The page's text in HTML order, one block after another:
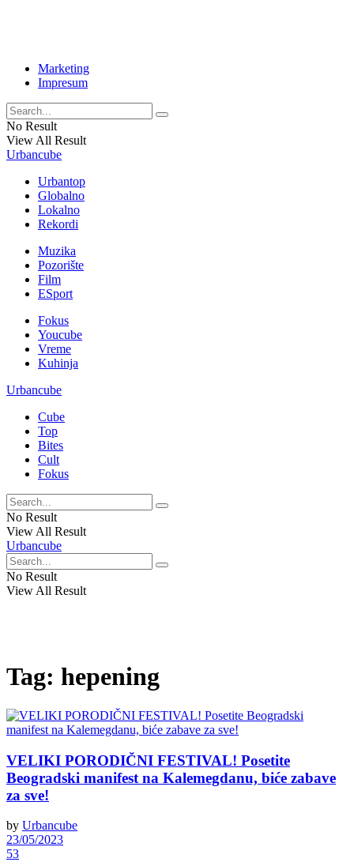
Marketing
Impresum
No Result
View All Result
Urbancube
Urbantop
Globalno
Lokalno
Rekordi
Muzika
Pozorište
Film
ESport
Fokus
Youcube
Vreme
Kuhinja
Urbancube
Cube
Top
Bites
Cult
Fokus
No Result
View All Result
Urbancube
No Result
View All Result
Tag: hepening
VELIKI PORODIČNI FESTIVAL! Posetite
Beogradski manifest na Kalemegdanu, biće zabave
za sve!
by Urbancube
23/05/2023
53